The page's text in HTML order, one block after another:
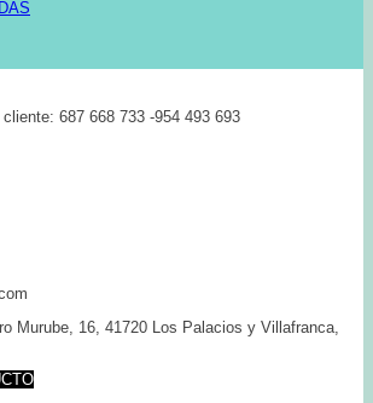
687 668 733 -954 493 693
Murube, 16, 41720 Los Palacios y Villafranca,